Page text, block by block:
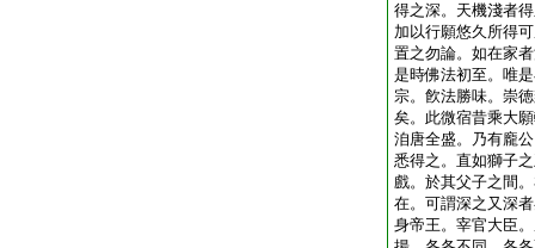
得之深。天機淺者
加以行願悠久所得
置之勿論。如在家
是時佛法初至。唯
宗。飮法勝味。崇
矣。此微宿昔乘大
洎唐全盛。乃有龐
悉得之。直如獅子
戲。於其父子之間
在。可謂深之又深
身帝王。宰官大臣